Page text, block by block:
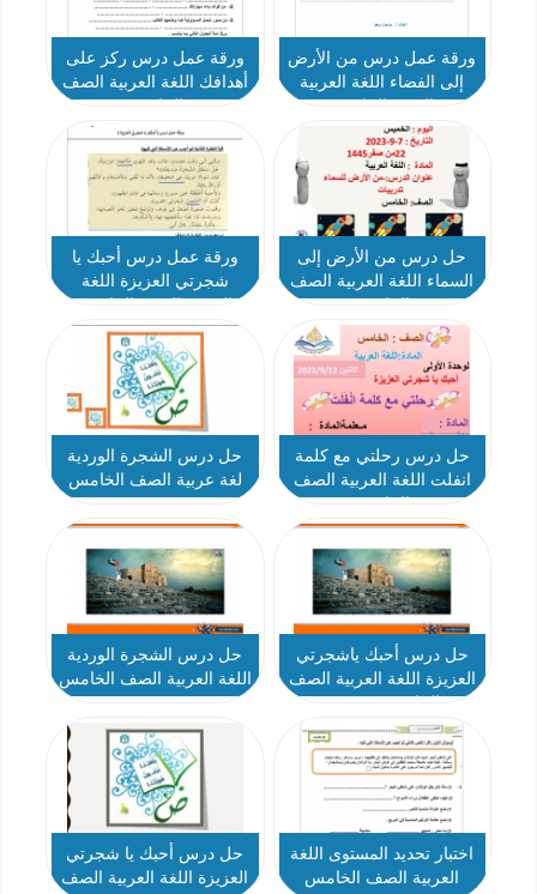
ورقة عمل درس من الأرض
إلى الفضاء اللغة العربية
ورقة عمل درس ركز على
أهدافك اللغة العربية الصف
حل درس من الأرض إلى
السماء اللغة العربية الصف
ورقة عمل درس أحبك يا
شجرتي العزيزة اللغة
حل درس رحلتي مع كلمة
انفلت اللغة العربية الصف
حل درس الشجرة الوردية
لغة عربية الصف الخامس
حل درس أحبك ياشجرتي
العزيزة اللغة العربية الصف
حل درس الشجرة الوردية
اللغة العربية الصف الخامس
اختبار تحديد المستوى اللغة
العربية الصف الخامس
حل درس أحبك يا شجرتي
العزيزة اللغة العربية الصف